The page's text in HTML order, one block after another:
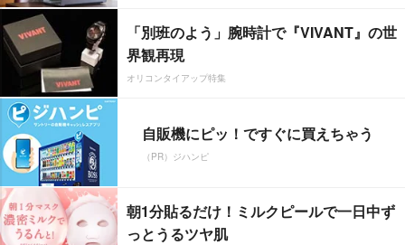
「別班のよう」腕時計で『VIVANT』の世
界観再現
オリコンタイアップ特集
自販機にピッ！ですぐに買えちゃう
（PR）ジハンピ
朝1分貼るだけ！ミルクピールで一日中ず
っとうるツヤ肌